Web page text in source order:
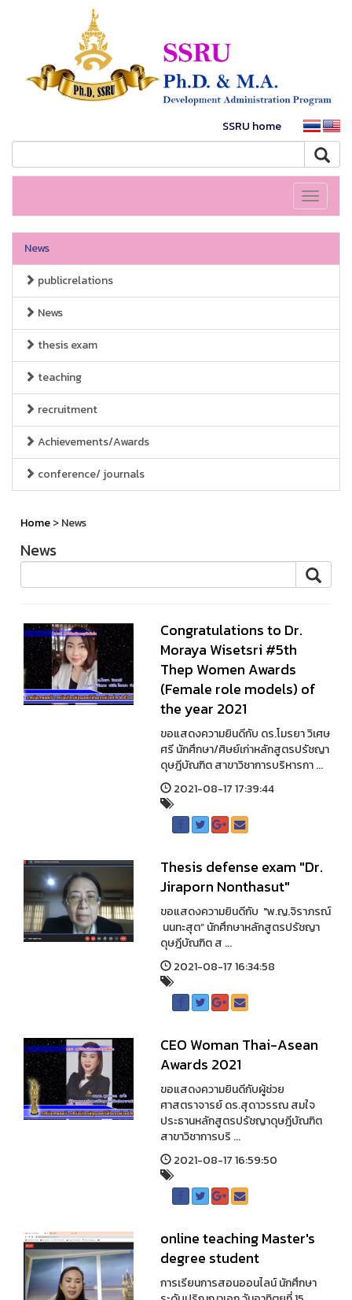
SSRU home
Toggle
News
publicrelations
News
thesis exam
teaching
recruitment
Achievements/Awards
conference/ journals
Home> News
News
Congratulations to Dr.
Moraya Wisetsri #5th
Thep Women Awards
(Female role models) of
the year 2021
ขอแสดงความยินดีกับ ดร.โมรยา วิเศษ
ศรี นักศึกษา/ศิษย์เก่าหลักสูตรปรัชญา
ดุษฎีบัณฑิต สาขาวิชาการบริหารกา ...
2021-08-17 17:39:44
Thesis defense exam "Dr.
Jiraporn Nonthasut"
ขอแสดงความยินดีกับ "พ.ญ.จิราภรณ์
นนทะสุต” นักศึกษาหลักสูตรปรัชญา
ดุษฎีบัณฑิต ส ...
2021-08-17 16:34:58
CEO Woman Thai-Asean
Awards 2021
ขอแสดงความยินดีกับผู้ช่วย
ศาสตราจารย์ ดร.สุดาวรรณ สมใจ
ประธานหลักสูตรปรัชญาดุษฎีบัณฑิต
สาขาวิชาการบริ ...
2021-08-17 16:59:50
online teaching Master's
degree student
การเรียนการสอนออนไลน์ นักศึกษา